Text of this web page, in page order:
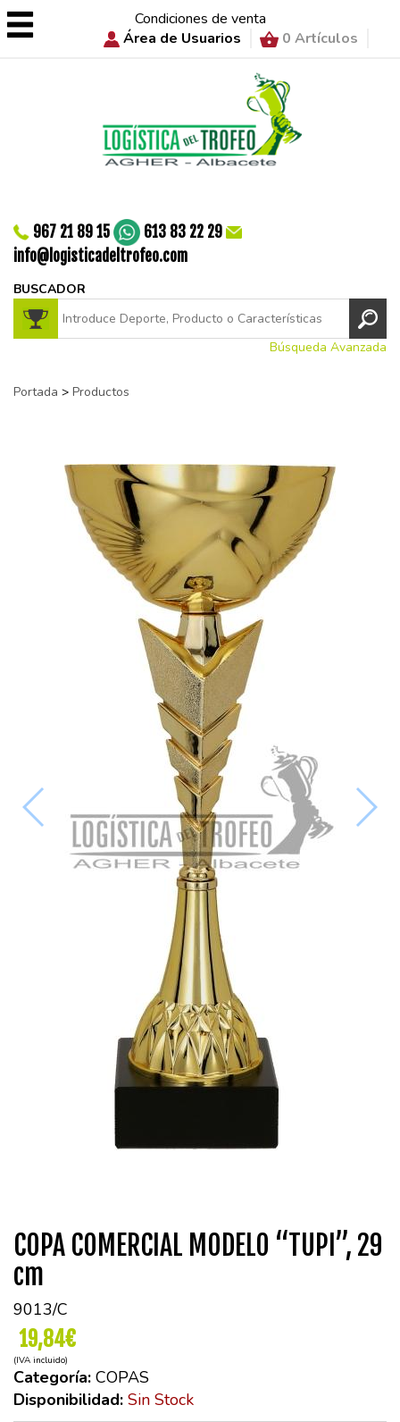
Condiciones de venta
Área de Usuarios
0 Artículos
967 21 89 15
613 83 22 29
info@logisticadeltrofeo.com
BUSCADOR
Búsqueda Avanzada
Portada > Productos
COPA COMERCIAL MODELO “TUPI”, 29
cm
9013/C
19,84€
(IVA incluido)
Categoría: COPAS
Disponibilidad: Sin Stock